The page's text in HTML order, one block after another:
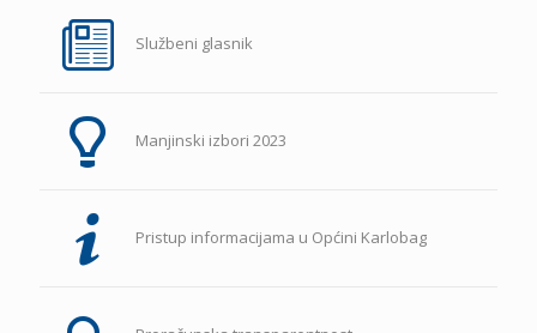
Službeni glasnik
Manjinski izbori 2023
Pristup informacijama u Općini Karlobag